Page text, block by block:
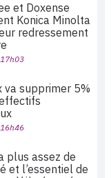
et Doxense
Konica Minolta
redressement
va supprimer 5%
plus assez de
et l’essentiel de